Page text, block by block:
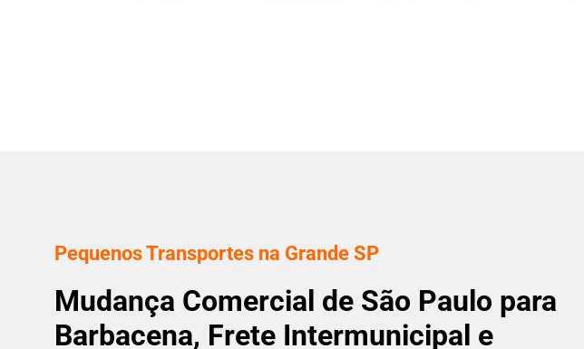
Pequenos Transportes na Grande SP
Mudança Comercial de São Paulo para
Barbacena, Frete Intermunicipal e